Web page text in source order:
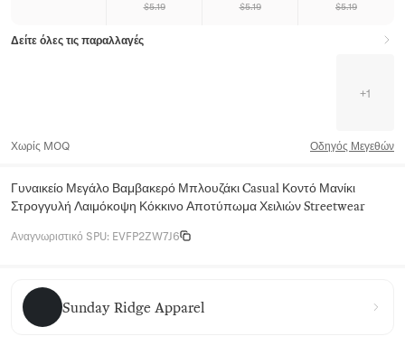
$5.19 $5.19 $5.19
Δείτε όλες τις παραλλαγές
+1
Χωρίς MOQ Οδηγός Μεγεθών
Γυναικείο Μεγάλο Βαμβακερό Μπλουζάκι Casual Κοντό Μανίκι
Στρογγυλή Λαιμόκοψη Κόκκινο Αποτύπωμα Χειλιών Streetwear
Αναγνωριστικό SPU: EVFP2ZW7J6
Sunday Ridge Apparel
Sunday Ridge Apparel